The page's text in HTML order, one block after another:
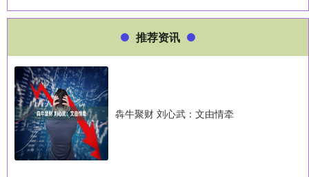
推荐资讯
犇牛聚财 刘心武：文由情牵